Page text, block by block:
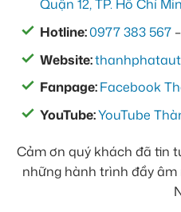
Quận 12, TP. Hồ Chí
Hotline:0977 383 567 –
Website:
Fanpage:Facebook
YouTube:YouTube
Cảm ơn quý khách đã tin
những hành trình đầy